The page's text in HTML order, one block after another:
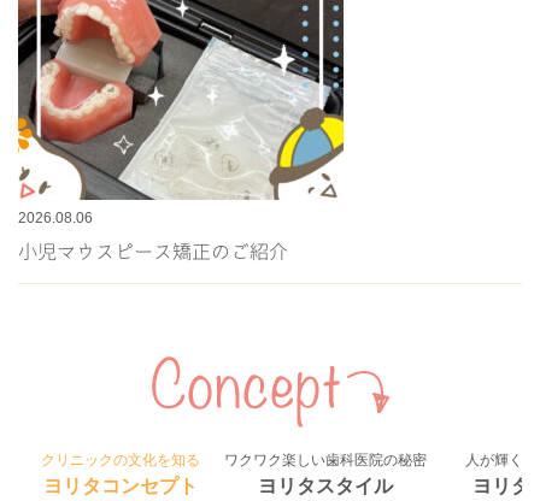
2026.08.06
小児マウスピース矯正のご紹介
クリニックの文化を知る
ヨリタコンセプト
ワクワク楽しい歯科医院の秘密
ヨリタスタイル
人が輝く
ヨリタ